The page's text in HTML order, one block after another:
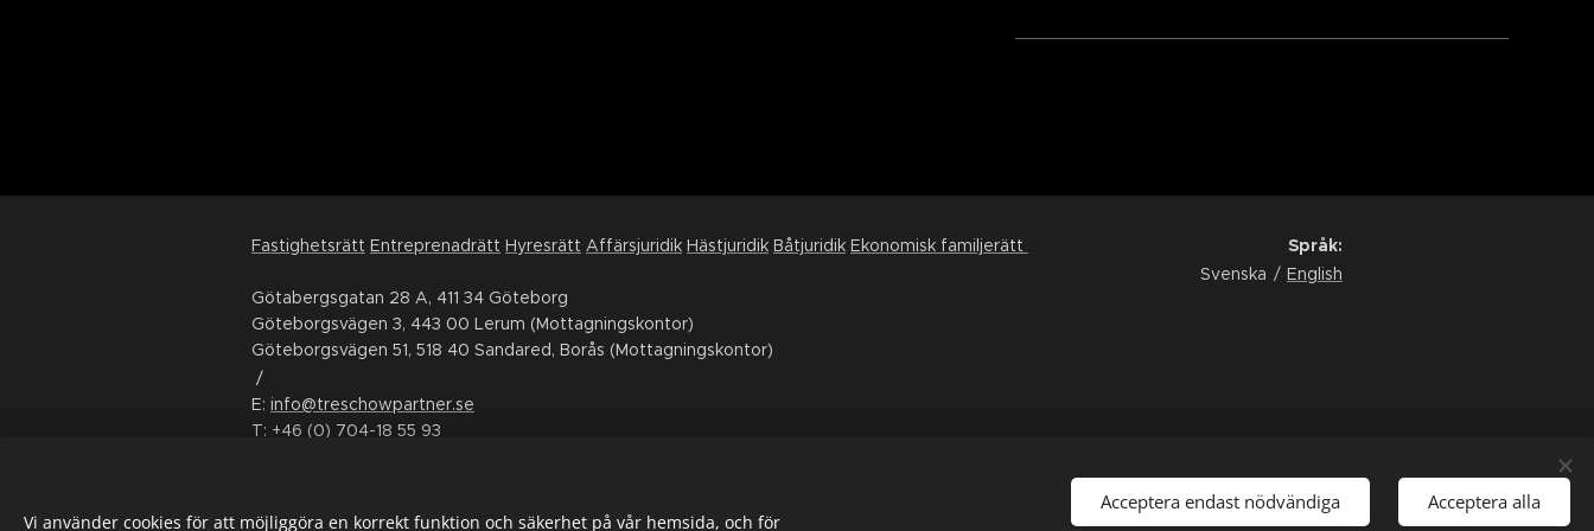
Fastighetsrätt Entreprenadrätt Hyresrätt Affärsjuridik Hästjuridik Båtjuridik Ekonomisk familjerätt
Götabergsgatan 28 A, 411 34 Göteborg
Göteborgsvägen 3, 443 00 Lerum (Mottagningskontor)
Göteborgsvägen 51, 518 40 Sandared, Borås (Mottagningskontor)
/
E: info@treschowpartner.se
T: +46 (0) 704-18 55 93
Språk
Svenska
English
Vi använder cookies för att möjliggöra en korrekt funktion och säkerhet på vår hemsida, och för
Acceptera endast nödvändiga Acceptera alla